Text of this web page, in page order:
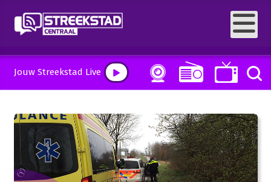
Jouw Streekstad Live